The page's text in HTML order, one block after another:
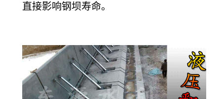
直接影响钢坝寿命。